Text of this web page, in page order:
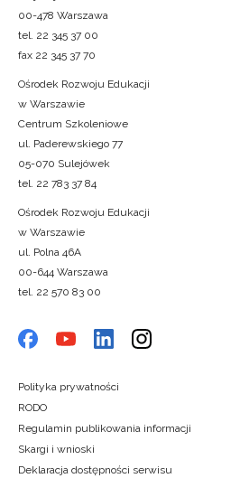
00-478 Warszawa
tel. 22 345 37 00
fax 22 345 37 70
Ośrodek Rozwoju Edukacji
w Warszawie
Centrum Szkoleniowe
ul. Paderewskiego 77
05-070 Sulejówek
tel. 22 783 37 84
Ośrodek Rozwoju Edukacji
w Warszawie
ul. Polna 46A
00-644 Warszawa
tel. 22 570 83 00
Polityka prywatności
RODO
Regulamin publikowania informacji
Skargi i wnioski
Deklaracja dostępności serwisu